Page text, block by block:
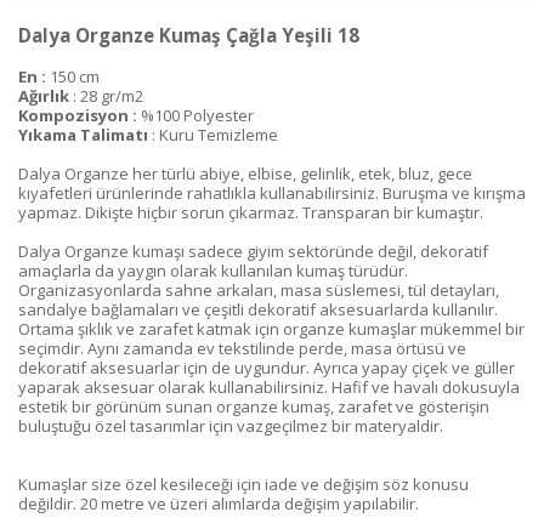
Dalya Organze Kumaş Çağla Yeşili 18
En : 150 cm
Ağırlık : 28 gr/m2
Kompozisyon : %100 Polyester
Yıkama Talimatı : Kuru Temizleme
Dalya Organze her türlü abiye, elbise, gelinlik, etek, bluz, gece
kıyafetleri ürünlerinde rahatlıkla kullanabilirsiniz. Buruşma ve kırışma
yapmaz. Dikişte hiçbir sorun çıkarmaz. Transparan bir kumaştır.
Dalya Organze kumaşı sadece giyim sektöründe değil, dekoratif
amaçlarla da yaygın olarak kullanılan kumaş türüdür.
Organizasyonlarda sahne arkaları, masa süslemesi, tül detayları,
sandalye bağlamaları ve çeşitli dekoratif aksesuarlarda kullanılır.
Ortama şıklık ve zarafet katmak için organze kumaşlar mükemmel bir
seçimdir. Aynı zamanda ev tekstilinde perde, masa örtüsü ve
dekoratif aksesuarlar için de uygundur. Ayrıca yapay çiçek ve güller
yaparak aksesuar olarak kullanabilirsiniz. Hafif ve havalı dokusuyla
estetik bir görünüm sunan organze kumaş, zarafet ve gösterişin
buluştuğu özel tasarımlar için vazgeçilmez bir materyaldir.
Kumaşlar size özel kesileceği için iade ve değişim söz konusu
değildir. 20 metre ve üzeri alımlarda değişim yapılabilir.